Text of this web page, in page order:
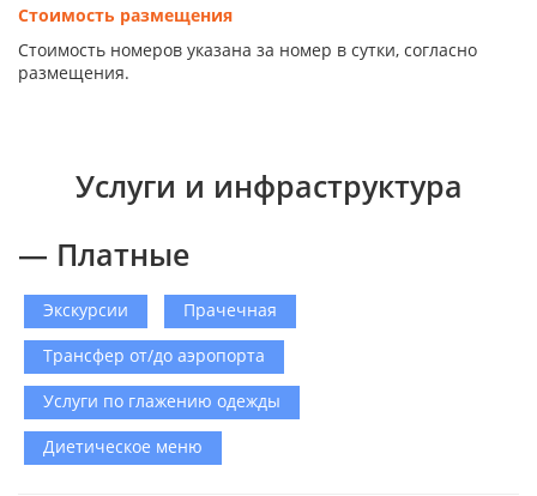
Стоимость размещения
Стоимость номеров указана за номер в сутки, согласно
размещения.
Услуги и инфраструктура
— Платные
Экскурсии
Прачечная
Трансфер от/до аэропорта
Услуги по глажению одежды
Диетическое меню